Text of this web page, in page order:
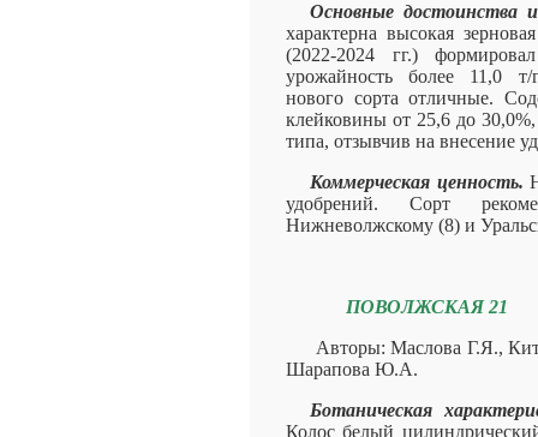
Основные достоинства
характерна высокая
(2022-2024 гг.)
урожайность более 11,0 т/
нового сорта отличные.
клейковины от 25,6 до
типа, отзывчив на внесение
Коммерческая ценность.
удобрений. Сорт
Нижневолжскому (8) и
ПОВОЛЖСКАЯ 21
Авторы: Маслова Г.Я.,
Шарапова Ю.А.
Ботаническая
Колос белый